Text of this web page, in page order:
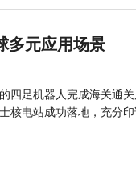
多元应用场景
四足机器人完成海关通
核电站成功落地，充分